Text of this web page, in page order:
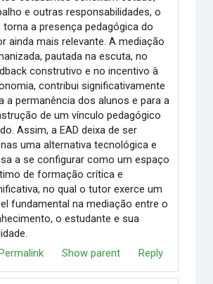
e outras responsabilidades, o
torna a presença pedagógica do
ainda mais relevante. A mediação
pautada na escuta, no
construtivo e no incentivo à
contribui significativamente
a permanência dos alunos e para a
de um vínculo pedagógico
Assim, a EAD deixa de ser
uma alternativa tecnológica e
a se configurar como um espaço
de formação crítica e
no qual o tutor exerce um
fundamental na mediação entre o
o estudante e sua
Permalink
Show parent Reply